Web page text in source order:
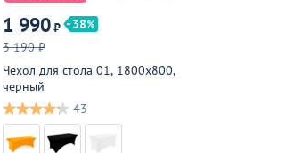
1 990₽
38
3 190 ₽
Чехол для стола 01, 1800х800,
черный
43